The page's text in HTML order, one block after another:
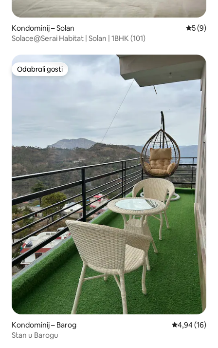
Kondominij – Solan
5 (9)
Solace@Serai Habitat | Solan | 1BHK (101)
Odabrali gosti
Odabrali gosti
Kondominij – Barog Prosječna
4,94 (16)
Stan u Barogu